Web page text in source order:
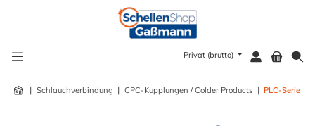
Privat (brutto)
| Schlauchverbindung | CPC-Kupplungen / Colder Products | PLC-Serie